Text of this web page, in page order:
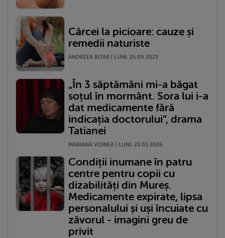
Cârcei la picioare: cauze și
remedii naturiste
ANDREEA BITAR | LUNI, 25.09.2023
„În 3 săptămâni mi-a băgat
soțul în mormânt. Sora lui i-a
dat medicamente fără
indicația doctorului”, drama
Tatianei
MARIANA VOINEA | LUNI, 23.03.2026
Condiții inumane în patru
centre pentru copii cu
dizabilități din Mureș.
Medicamente expirate, lipsa
personalului și uși încuiate cu
zăvorul - imagini greu de
privit